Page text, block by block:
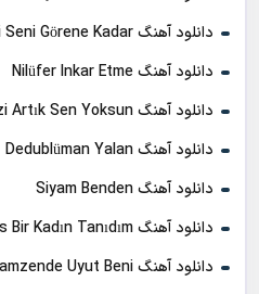
دانلود آهنگ Ankara Echoes Ta Ki Seni Görene Kadar
دانلود آهنگ Nilüfer Inkar Etme
دانلود آهنگ Poizi Artık Sen Yoksun
دانلود آهنگ Dedublüman Yalan
دانلود آهنگ Siyam Benden
دانلود آهنگ Müslüm Gürses Bir Kadın Tanıdım
دانلود آهنگ Fundyy Gamzende Uyut Beni